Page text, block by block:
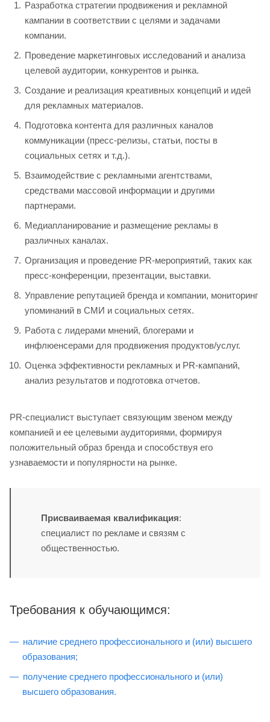
Разработка стратегии продвижения и рекламной
кампании в соответствии с целями и задачами
компании.
Проведение маркетинговых исследований и анализа
целевой аудитории, конкурентов и рынка.
Создание и реализация креативных концепций и идей
для рекламных материалов.
Подготовка контента для различных каналов
коммуникации (пресс-релизы, статьи, посты в
социальных сетях и т.д.).
Взаимодействие с рекламными агентствами,
средствами массовой информации и другими
партнерами.
Медиапланирование и размещение рекламы в
различных каналах.
Организация и проведение PR-мероприятий, таких как
пресс-конференции, презентации, выставки.
Управление репутацией бренда и компании, мониторинг
упоминаний в СМИ и социальных сетях.
Работа с лидерами мнений, блогерами и
инфлюенсерами для продвижения продуктов/услуг.
Оценка эффективности рекламных и PR-кампаний,
анализ результатов и подготовка отчетов.
PR-специалист выступает связующим звеном между
компанией и ее целевыми аудиториями, формируя
положительный образ бренда и способствуя его
узнаваемости и популярности на рынке.
Присваиваемая квалификация:
специалист по рекламе и связям с
общественностью.
Требования к обучающимся:
наличие среднего профессионального и (или) высшего
образования;
получение среднего профессионального и (или)
высшего образования.